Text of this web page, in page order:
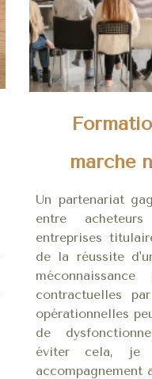
marché
Un partenariat
entre
entreprises
de la réussite
contractuelles
opérationnelles
de
éviter cela, je
accompagnement